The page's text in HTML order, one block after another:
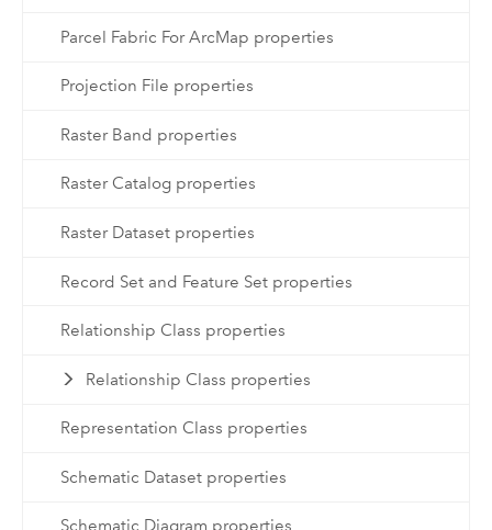
Parcel Fabric For ArcMap properties
Projection File properties
Raster Band properties
Raster Catalog properties
Raster Dataset properties
Record Set and Feature Set properties
Relationship Class properties
Relationship Class properties
Representation Class properties
Schematic Dataset properties